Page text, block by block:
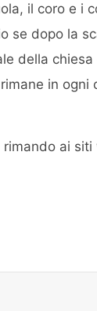
il coro e i
se dopo la
della
rimane in
ai